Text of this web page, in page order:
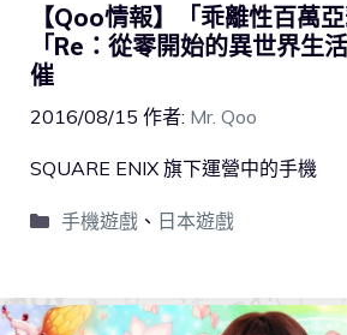
【Qoo情報】「乖離性百萬
「Re：從零開始的異世界生
催
2016/08/15 作者: Mr. Qoo
SQUARE ENIX 旗下運營中的手機
手機遊戲、 日本遊戲